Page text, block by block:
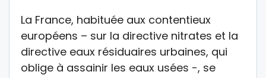
La France, habituée aux contentieux
européens – sur la directive nitrates et la
directive eaux résiduaires urbaines, qui
oblige à assainir les eaux usées -, se